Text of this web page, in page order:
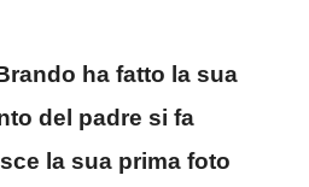
ha fatto la sua
del padre si fa
la sua prima foto